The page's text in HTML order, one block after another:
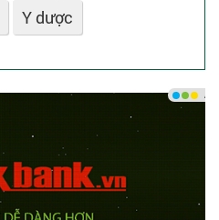
Y dược